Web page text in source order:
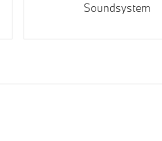
Soundsystem